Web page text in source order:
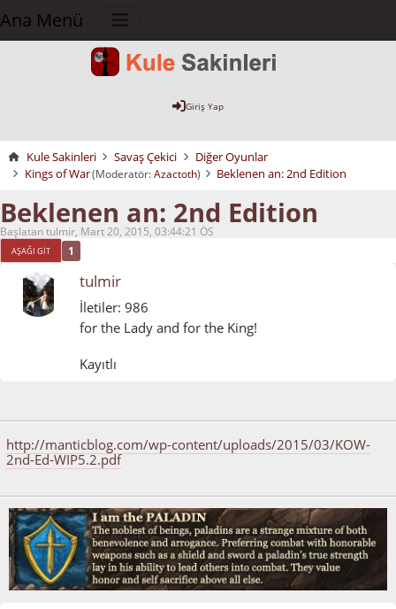
Ana Menü
Giriş Yap
Kule Sakinleri Savaş Çekici
Diğer Oyunlar
Kings of War(Moderatör: Azactoth) Beklenen an: 2nd Edition
Beklenen an: 2nd Edition
Başlatan tulmir, Mart 20, 2015, 03:44:21 ÖS
AŞAĞI GIT 1
tulmir
İletiler: 986
for the Lady and for the King!
Kayıtlı
http://manticblog.com/wp-content/uploads/2015/03/KOW-
2nd-Ed-WIP5.2.pdf